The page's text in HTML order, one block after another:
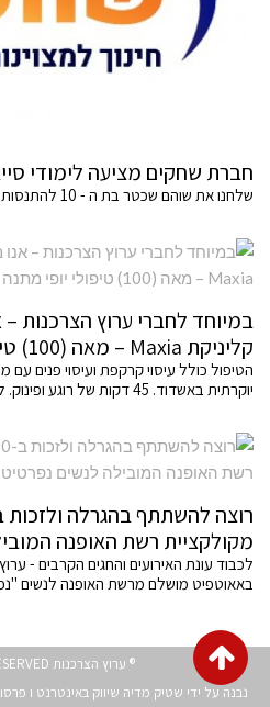
חברת שחקים מציעה לימודי
שלחנו את שוהם שכטר בת ה - 10 להתנסות בעשרה מיפגשים.
במיוחד לחברי ערוץ הצרכנות
קליניקת Maxia – מאה (100) טיפולי יופי מתנה
הטיפול כולל עיסוי קרקפת ועיסוי פנים
יוקרתית באשדוד. 45 דקות של רוגע ופינוק. ללא הגרלה וללא תחרות
מקולקציית רשת האופנה
לכבוד עונת האירועים והחגים הקרבים -
באאוטפיט מושלם מרשת האופנה לנשים
® ערוץ הצרכנות ALL RIGHTS RESERVED
נבנה על ידי שטיק מדיה שיווק באינטרנט ו
גלילה
לראש